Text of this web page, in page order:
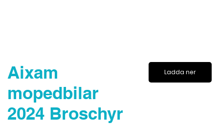
Aixam
mopedbilar
2024 Broschyr
Ladda ner